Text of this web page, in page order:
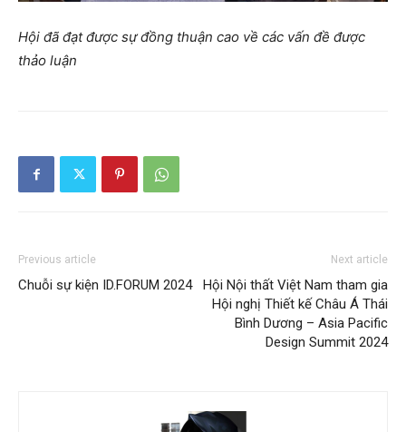
Hội đã đạt được sự đồng thuận cao về các vấn đề được
thảo luận
Previous article
Chuỗi sự kiện ID.FORUM 2024
Next article
Hội Nội thất Việt Nam tham gia
Hội nghị Thiết kế Châu Á Thái
Bình Dương – Asia Pacific
Design Summit 2024